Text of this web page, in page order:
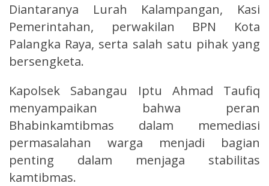
Diantaranya Lurah Kalampangan, Kasi
Pemerintahan, perwakilan BPN Kota
Palangka Raya, serta salah satu pihak yang
bersengketa.
Kapolsek Sabangau Iptu Ahmad Taufiq
menyampaikan bahwa peran
Bhabinkamtibmas dalam memediasi
permasalahan warga menjadi bagian
penting dalam menjaga stabilitas
kamtibmas.